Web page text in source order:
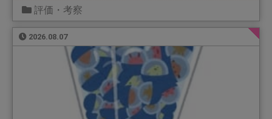
評価・考察
2026.08.07